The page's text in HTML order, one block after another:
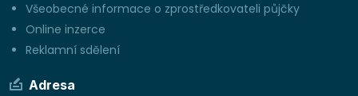
Všeobecné informace o zprostředkovateli půjčky
Online inzerce
Reklamní sdělení
Adresa